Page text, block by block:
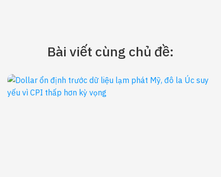
Bài viết cùng chủ đề: